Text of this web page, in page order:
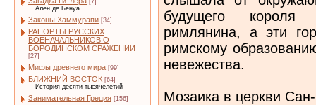
[7]
Ален де Бенуа
Законы Хаммурапи [34]
РАПОРТЫ РУССКИХ
ВОЕНАЧАЛЬНИКОВ О
БОРОДИНСКОМ СРАЖЕНИИ
[27]
Мифы древнего мира [99]
БЛИЖНИЙ ВОСТОК [64]
История десяти тысячелетий
Занимательная Греция [156]
будущего короля
римлянина, а эти
римскому
невежества.
Мозаика в церкви